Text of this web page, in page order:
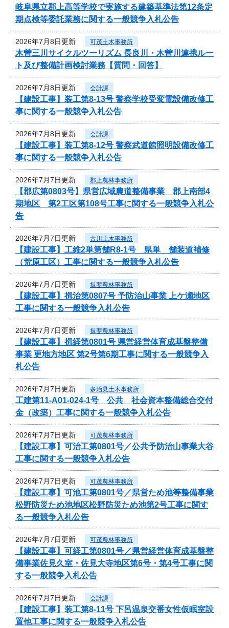
岐阜県立郡上高等学校で実施する建築基準法第12条定
期点検等委託業務に関する一般競争入札公告
2026年7月8日更新 可茂土木事務所
木曽三川サイクルツーリズム 長良川・木曽川連携ルー
ト及び整備計画検討業務【質問・回答】
2026年7月8日更新 会計課
【建設工事】装工第8-13号 警察学校受変電設備改修工
事に関する一般競争入札公告
2026年7月8日更新 会計課
【建設工事】装工第8-12号 警察武道館照明設備改修工
事に関する一般競争入札公告
2026年7月7日更新 郡上農林事務所
【郡広第0803号】県営広域農道整備事業 郡上南部4
期地区 第2工区第108号工事に関する一般競争入札公
告
2026年7月7日更新 古川土木事務所
【建設工事】工維2単第舗R8-1号 県単 舗装道補修
（荒原工区）工事に関する一般競争入札公告
2026年7月7日更新 揖斐農林事務所
【建設工事】揖治第0807号 予防治山事業 上ケ瀬地区
工事に関する一般競争入札公告
2026年7月7日更新 揖斐農林事務所
【建設工事】揖経第0801号 県営経営体育成基盤整備
事業 更地方地区 第2号第6期工事に関する一般競争入
札公告
2026年7月7日更新 多治見土木事務所
工建第11-A01-024-1号 公共 社会資本整備総合交付
金（改築）工事に関する一般競争入札公告
2026年7月7日更新 可茂農林事務所
【建設工事】可治工第0801号／公共予防治山事業大谷
工事に関する一般競争入札公告
2026年7月7日更新 可茂農林事務所
【建設工事】可池工第0801号／県営ため池等整備事業
松野防災ため池地区松野防災ため池第2号工事に関す
る一般競争入札公告
2026年7月7日更新 可茂農林事務所
【建設工事】可経工第0801号／県営経営体育成基盤整
備事業佐見久室・佐見大寺地区第6号・第4号工事に関
する一般競争入札公告
2026年7月7日更新 会計課
【建設工事】装工第8-11号 下呂温泉交番女性仮眠室設
置他工事に関する一般競争入札公告